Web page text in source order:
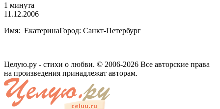
1 минута
11.12.2006
Имя: ЕкатеринаГород: Санкт-Петербург
Целую.ру - стихи о любви. © 2006-2026 Все авторские права
на произведения принадлежат авторам.